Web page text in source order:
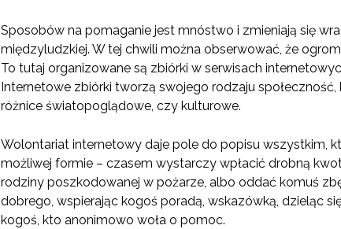
Sposobów na pomaganie jest mnóstwo i zmieniają się
międzyludzkiej. W tej chwili można obserwować, że
To tutaj organizowane są zbiórki w serwisach
Internetowe zbiórki tworzą swojego rodzaju
różnice światopoglądowe, czy kulturowe.
Wolontariat internetowy daje pole do popisu wszystkim,
możliwej formie – czasem wystarczy wpłacić drobną
rodziny poszkodowanej w pożarze, albo oddać komuś
dobrego, wspierając kogoś poradą, wskazówką, dzieląc
kogoś, kto anonimowo woła o pomoc.